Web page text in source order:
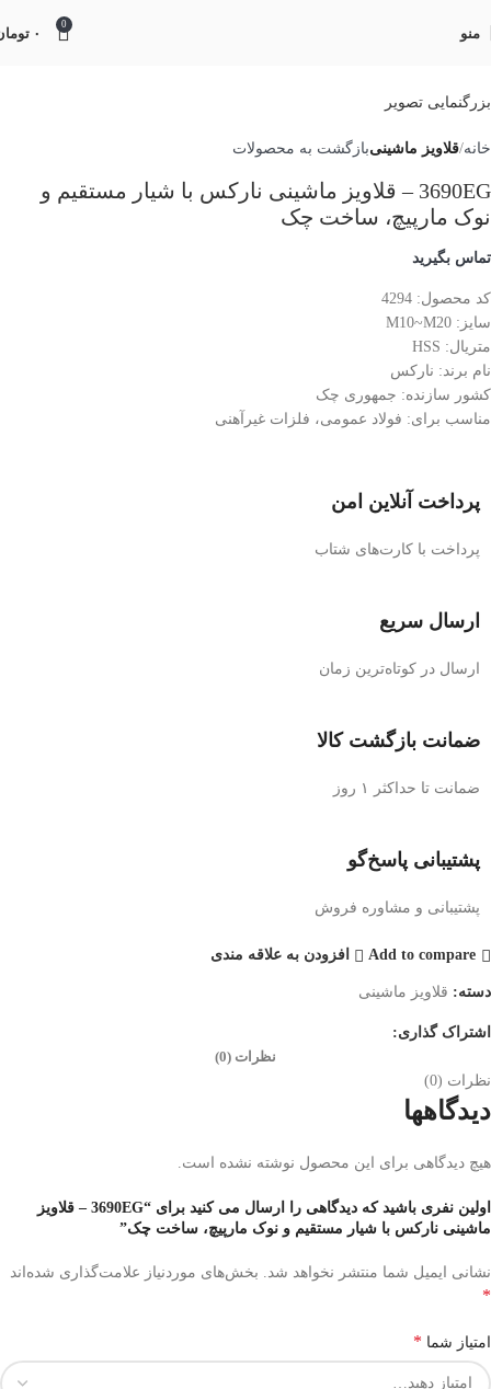
منو
0
۰
بزرگنمایی تصویر
خانه قلاویز ماشینیبازگشت به محصولات
3690EG – قلاویز ماشینی نارکس با شیار مستقیم و
نوک مارپیچ، ساخت چک
تماس بگیرید
کد محصول: 4294
سایز: M10~M20
متریال: HSS
نام برند: نارکس
کشور سازنده: جمهوری چک
مناسب برای: فولاد عمومی، فلزات غیرآهنی
پرداخت آنلاین امن
پرداخت با کارت‌های شتاب
ارسال سریع
ارسال در کوتاه‌ترین زمان
ضمانت بازگشت کالا
ضمانت تا حداکثر ۱ روز
پشتیبانی پاسخ‌گو
پشتیبانی و مشاوره فروش
Add to compare افزودن به علاقه مندی
دسته: قلاویز ماشینی
اشتراک گذاری:
نظرات (0)
نظرات (0)
دیدگاهها
هیچ دیدگاهی برای این محصول نوشته نشده است.
اولین نفری باشید که دیدگاهی را ارسال می کنید برای “3690EG – قلاویز
ماشینی نارکس با شیار مستقیم و نوک مارپیچ، ساخت چک”
نشانی ایمیل شما منتشر نخواهد شد. بخش‌های موردنیاز علامت‌گذاری شده‌اند
*
امتیاز شما *